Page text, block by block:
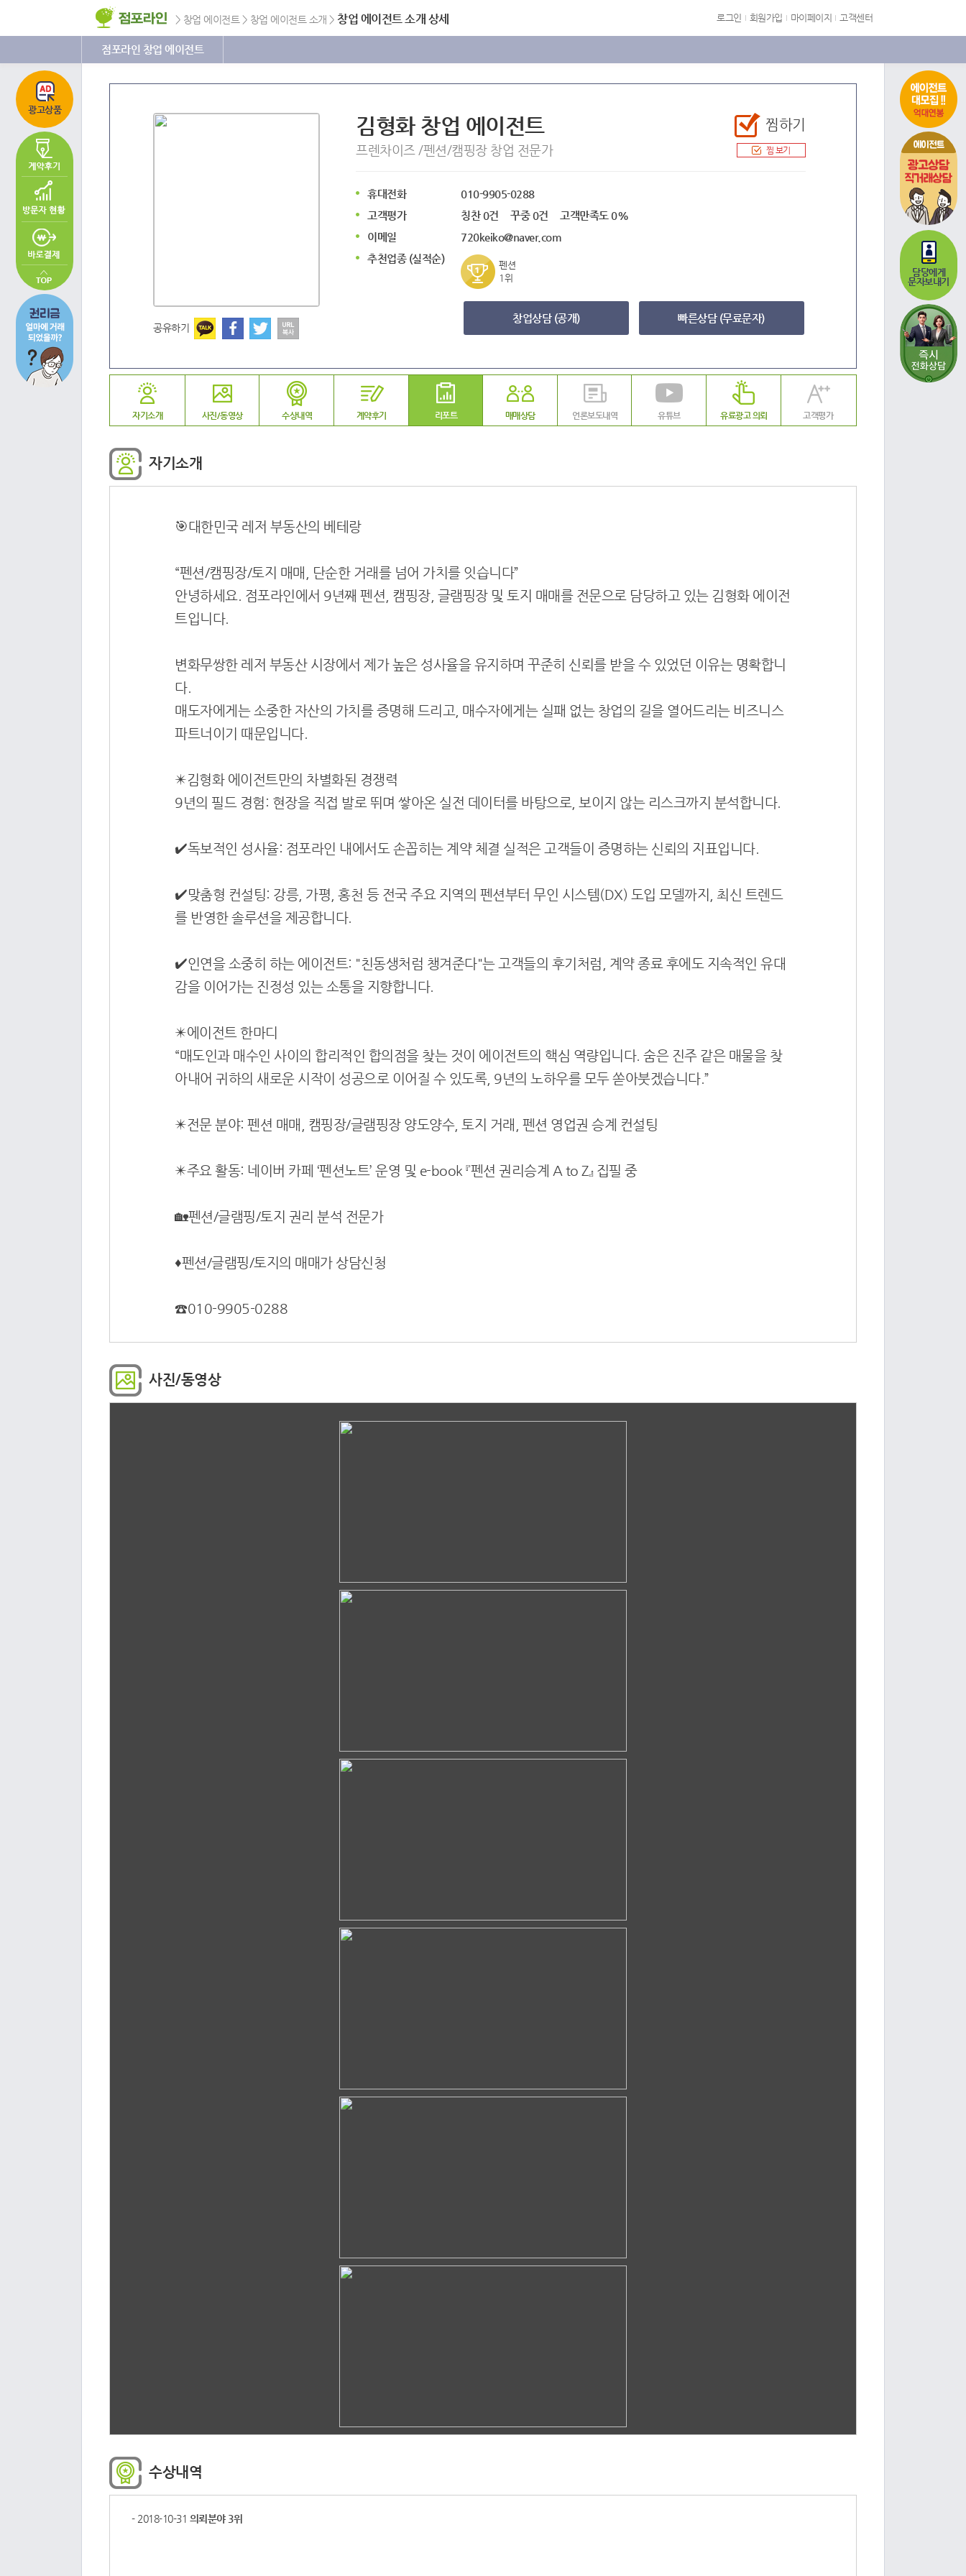
바
기
로
뉴
가
> 창업 에이전트 > 창업 에이전트 소개 > 창업 에이전트 소개 상세 로그인 회원가입 마이페이지 고객센터
점포라인 창업 에이전트
광고상품
에이전트
담당에게
문자보내기
공유하기
김형화 창업 에이전트
프렌차이즈 /펜션/캠핑장 창업 전문가
찜하기
찜 보기
휴대전화
010-9905-0288
고객평가
칭찬0건 꾸중0건 고객만족도 0%
이메일
720keiko@naver.com
추천업종 (실적순)
펜션
1위
창업상담 (공개) 빠른상담 (무료문자)
자기소개 사진/동영상 수상내역 계약후기 리포트 매매상담 언론보도내역 유튜브 유료광고 의뢰 고객평가
자기소개
🎯대한민국 레저 부동산의 베테랑
“펜션/캠핑장/토지 매매, 단순한 거래를 넘어 가치를 잇습니다”
안녕하세요. 점포라인에서 9년째 펜션, 캠핑장, 글램핑장 및 토지 매매를 전문으로 담당하고 있는 김형화 에이전
트입니다.
변화무쌍한 레저 부동산 시장에서 제가 높은 성사율을 유지하며 꾸준히 신뢰를 받을 수 있었던 이유는 명확합니
다.
매도자에게는 소중한 자산의 가치를 증명해 드리고, 매수자에게는 실패 없는 창업의 길을 열어드리는 비즈니스
파트너이기 때문입니다.
✴️김형화 에이전트만의 차별화된 경쟁력
9년의 필드 경험: 현장을 직접 발로 뛰며 쌓아온 실전 데이터를 바탕으로, 보이지 않는 리스크까지 분석합니다.
✔️독보적인 성사율: 점포라인 내에서도 손꼽히는 계약 체결 실적은 고객들이 증명하는 신뢰의 지표입니다.
✔️맞춤형 컨설팅: 강릉, 가평, 홍천 등 전국 주요 지역의 펜션부터 무인 시스템(DX) 도입 모델까지, 최신 트렌드
를 반영한 솔루션을 제공합니다.
✔️인연을 소중히 하는 에이전트: "친동생처럼 챙겨준다"는 고객들의 후기처럼, 계약 종료 후에도 지속적인 유대
감을 이어가는 진정성 있는 소통을 지향합니다.
✴️에이전트 한마디
“매도인과 매수인 사이의 합리적인 합의점을 찾는 것이 에이전트의 핵심 역량입니다. 숨은 진주 같은 매물을 찾
아내어 귀하의 새로운 시작이 성공으로 이어질 수 있도록, 9년의 노하우를 모두 쏟아붓겠습니다.”
✴️전문 분야: 펜션 매매, 캠핑장/글램핑장 양도양수, 토지 거래, 펜션 영업권 승계 컨설팅
✴️주요 활동: 네이버 카페 ‘펜션노트’ 운영 및 e-book 『펜션 권리승계 A to Z』 집필 중
🏡펜션/글램핑/토지 권리 분석 전문가
♦️펜션/글램핑/토지의 매매가 상담신청
☎010-9905-0288
사진/동영상
수상내역
- 2018-10-31 의뢰분야 3위